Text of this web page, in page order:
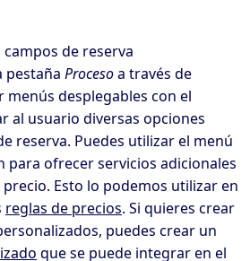
de reserva
pestaña Procesoa través de
desplegables con el
al usuario diversas opciones
reserva. Puedes utilizar el menú
para ofrecer servicios adicionales
Esto lo podemos utilizar en
reglas de precios. Si quieres crear
puedes crear un
que se puede integrar en el